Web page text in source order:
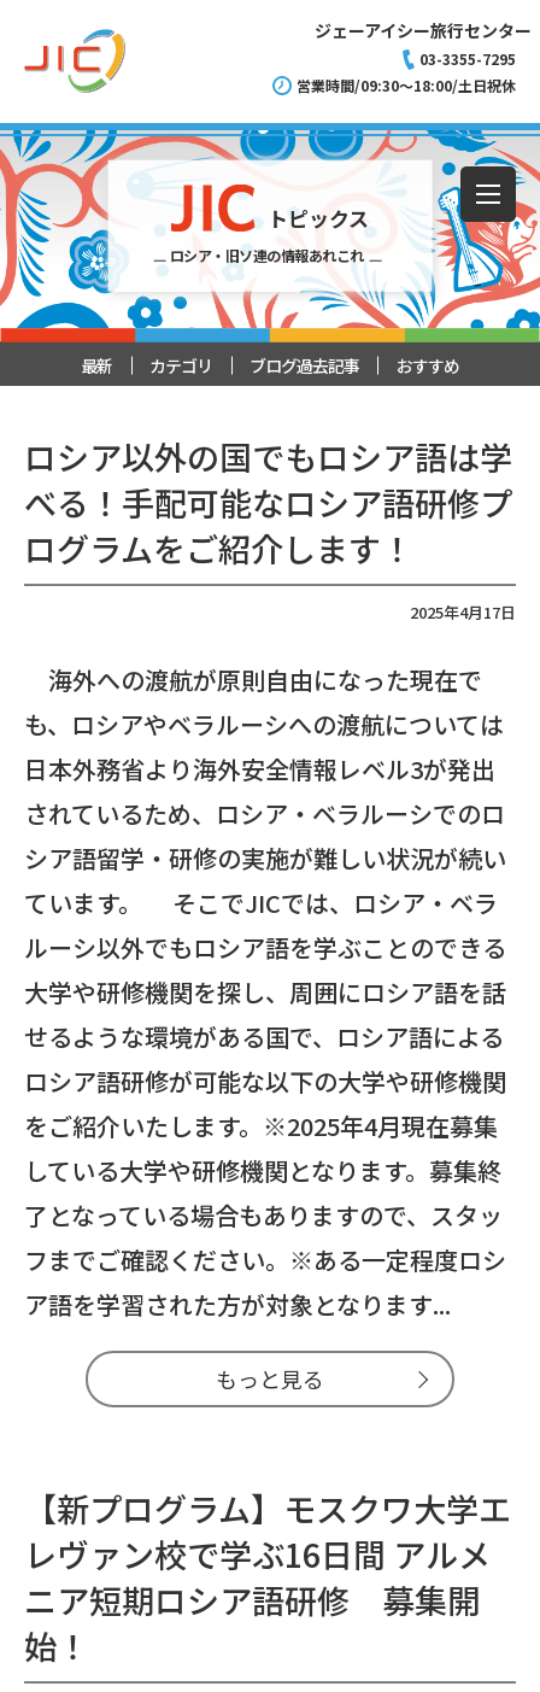
ジェーアイシー旅行センター
03-3355-7295
営業時間/09:30～18:00/土日祝休
トピックス
ロシア・旧ソ連の情報あれこれ
最新 カテゴリ ブログ過去記事 おすすめ
ロシア以外の国でもロシア語は学
べる！手配可能なロシア語研修プ
ログラムをご紹介します！
2025年4月17日
海外への渡航が原則自由になった現在で
も、ロシアやベラルーシへの渡航については
日本外務省より海外安全情報レベル3が発出
されているため、ロシア・ベラルーシでのロ
シア語留学・研修の実施が難しい状況が続い
ています。 そこでJICでは、ロシア・ベラ
ルーシ以外でもロシア語を学ぶことのできる
大学や研修機関を探し、周囲にロシア語を話
せるような環境がある国で、ロシア語による
ロシア語研修が可能な以下の大学や研修機関
をご紹介いたします。※2025年4月現在募集
している大学や研修機関となります。募集終
了となっている場合もありますので、スタッ
フまでご確認ください。※ある一定程度ロシ
ア語を学習された方が対象となります...
もっと見る
【新プログラム】モスクワ大学エ
レヴァン校で学ぶ16日間 アルメ
ニア短期ロシア語研修 募集開
始！